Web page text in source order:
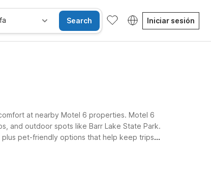
Search Iniciar sesión
at nearby Motel 6 properties. Motel 6
and outdoor spots like Barr Lake State Park.
pet-friendly options that help keep trips